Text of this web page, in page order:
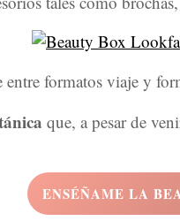
entre formatos viaje y
que, a pesar de
ENSÉÑAME LA